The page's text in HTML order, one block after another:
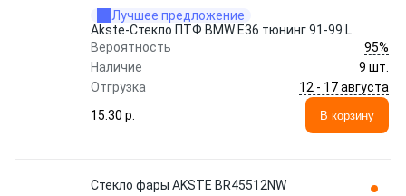
Лучшее предложение
Akste-Стекло ПТФ BMW E36 тюнинг 91-99 L
Вероятность
95%
Наличие
9 шт.
Отгрузка
12 - 17 августа
15.30 p.
В корзину
Стекло фары AKSTE BR45512NW